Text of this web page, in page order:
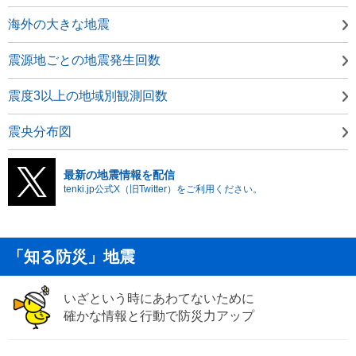
海外の大きな地震
震源地ごとの地震発生回数
震度3以上の地域別観測回数
震央分布図
最新の地震情報を配信
tenki.jp公式X（旧Twitter）をご利用ください。
「知る防災」地震
いざという時にあわてないために
確かな情報と行動で防災力アップ